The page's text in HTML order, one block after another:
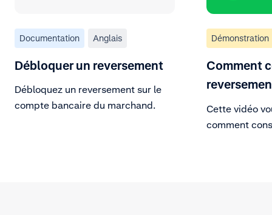
Documentation Anglais
Débloquer un reversement
Débloquez un reversement sur le
compte bancaire du marchand.
Démonstration
Comment
Cette vidéo
comment